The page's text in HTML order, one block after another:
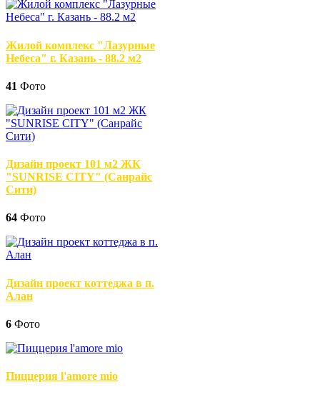
Жилой комплекс "Лазурные
Небеса" г. Казань - 88.2 м2
41 Фото
Дизайн проект 101 м2 ЖК
"SUNRISE CITY" (Санрайс
Сити)
64 Фото
Дизайн проект коттеджа в п.
Алан
6 Фото
Пиццерия l'amore mio